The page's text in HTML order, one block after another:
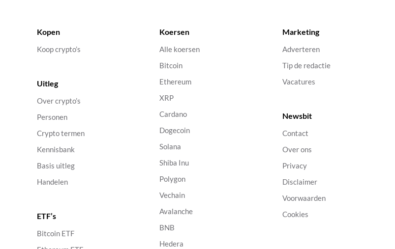
Kopen
Koop crypto’s
Uitleg
Over crypto’s
Personen
Crypto termen
Kennisbank
Basis uitleg
Handelen
ETF’s
Bitcoin ETF
Koersen
Alle koersen
Bitcoin
Ethereum
XRP
Cardano
Dogecoin
Solana
Shiba Inu
Polygon
Vechain
Avalanche
BNB
Hedera
Marketing
Adverteren
Tip de redactie
Vacatures
Newsbit
Contact
Over ons
Privacy
Disclaimer
Voorwaarden
Cookies